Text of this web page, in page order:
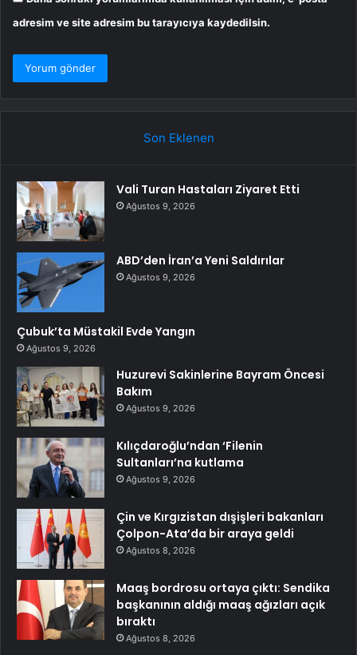
adresim ve site adresim bu tarayıcıya kaydedilsin.
Son Eklenen
Vali Turan Hastaları Ziyaret Etti
Ağustos 9, 2026
ABD’den İran’a Yeni Saldırılar
Ağustos 9, 2026
Çubuk’ta Müstakil Evde Yangın
Ağustos 9, 2026
Huzurevi Sakinlerine Bayram Öncesi
Bakım
Ağustos 9, 2026
Kılıçdaroğlu’ndan ‘Filenin
Sultanları’na kutlama
Ağustos 9, 2026
Çin ve Kırgızistan dışişleri bakanları
Çolpon-Ata’da bir araya geldi
Ağustos 8, 2026
Maaş bordrosu ortaya çıktı: Sendika
başkanının aldığı maaş ağızları açık
bıraktı
Ağustos 8, 2026